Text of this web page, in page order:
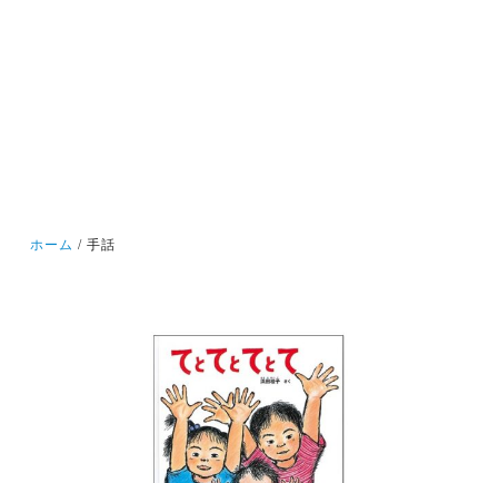
ホーム 手話